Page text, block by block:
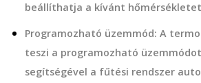
beállíthatja a kívánt
Programozható üzemmód: A
teszi a programozható
segítségével a fűtési rendszer